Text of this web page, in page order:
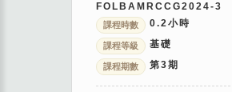
FOLBAMRCCG2024-3
課程時數 0.2小時
課程等級 基礎
課程期數 第3期